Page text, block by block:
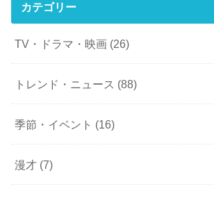
カテゴリー
TV・ドラマ・映画 (26)
トレンド・ニュース (88)
季節・イベント (16)
漫才 (7)